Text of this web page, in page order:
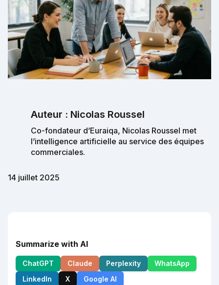
Auteur : Nicolas Roussel
Co-fondateur d’Euraiqa, Nicolas Roussel met
l’intelligence artificielle au service des équipes
commerciales.
14 juillet 2025
Summarize with AI
ChatGPT Claude Perplexity
WhatsApp
LinkedIn
X Google AI